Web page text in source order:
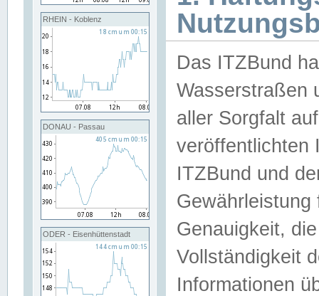
RHEIN - Koblenz
DONAU - Passau
ODER - Eisenhüttenstadt
Das ITZBund
Wasserstraßen
aller Sorgfalt
veröffentlichten
ITZBund und
Genauigkeit,
Vollständigkeit
Informationen